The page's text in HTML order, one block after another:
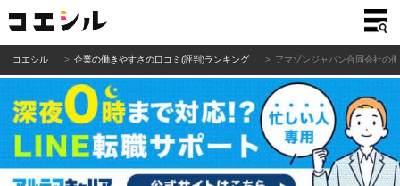
コエシル 企業の働きやすさの口コミ(評判)ランキング アマゾンジャパン合同会社の